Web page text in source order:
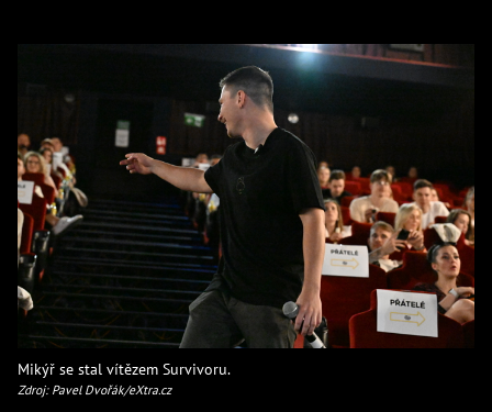
Mikýř se stal vítězem Survivoru.
Zdroj: Pavel Dvořák/eXtra.cz